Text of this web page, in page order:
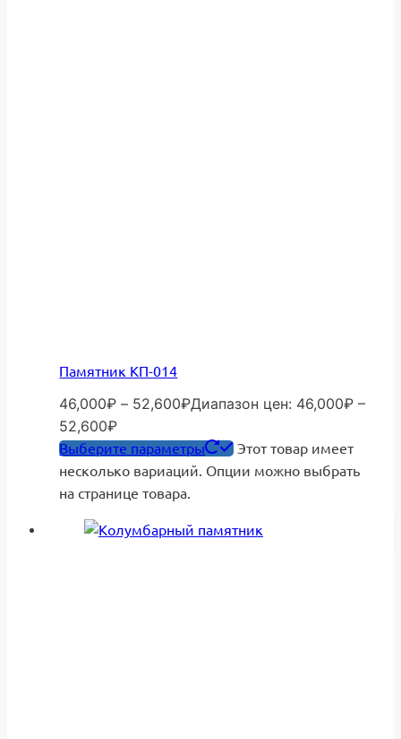
Памятник КП-014
46,000₽ – 52,600₽Диапазон цен: 46,000₽ –
52,600₽
Выберите параметры
Этот товар имеет
несколько вариаций. Опции можно выбрать
на странице товара.